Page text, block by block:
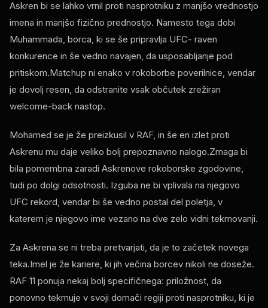
Askren bi se lahko vrnil proti nasprotniku z manjšo vrednostjo
imena in manjšo fizično prednostjo. Namesto tega dobi
Muhammada, borca, ki se še pripravlja UFC- raven
konkurence in še vedno navajen, da usposabljanje pod
pritiskom.Matchup ni enako v rokoborbe poverilnice, vendar
je dovolj resen, da odstranite vsak občutek zrežiran
welcome-back nastop.
Mohamed se je že preizkusil v RAF, in še en izlet proti
Askrenu mu daje veliko bolj prepoznavno nalogo.Zmaga bi
bila pomembna zaradi Askrenove rokoborske zgodovine,
tudi po dolgi odsotnosti. Izguba ne bi vplivala na njegovo
UFC rekord, vendar bi še vedno postal del poletja, v
katerem je njegovo ime vezano na dve zelo vidni tekmovanji.
Za Askrena se ni treba pretvarjati, da je to začetek novega
teka.Imel je že kariere, ki jih večina borcev nikoli ne doseže.
RAF 11 ponuja nekaj bolj specifičnega: priložnost, da
ponovno tekmuje v svoji domači regiji proti nasprotniku, ki je